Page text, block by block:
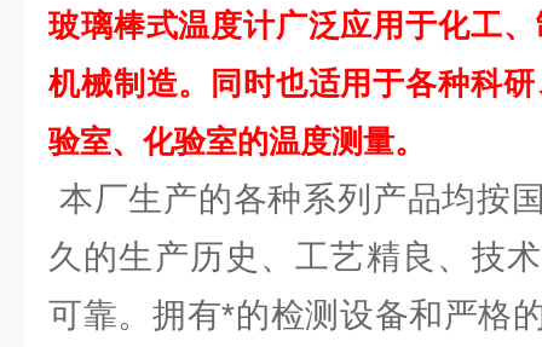
玻璃棒式温度计广泛应用于化工
机械制造。同时也适用于各种科
验室、化验室的温度测量。
本厂生产的各种系列产品均按
久的生产历史、工艺精良、技
可靠。拥有*的检测设备和严格